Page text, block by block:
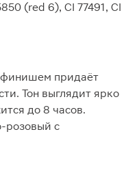
(red 6), CI 77491, CI
придаёт
Тон выглядит ярко
до 8 часов.
розовый с